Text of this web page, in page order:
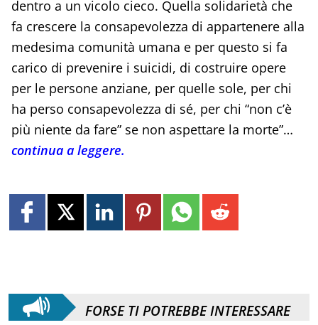
dentro a un vicolo cieco. Quella solidarietà che
fa crescere la consapevolezza di appartenere alla
medesima comunità umana e per questo si fa
carico di prevenire i suicidi, di costruire opere
per le persone anziane, per quelle sole, per chi
ha perso consapevolezza di sé, per chi “non c’è
più niente da fare” se non aspettare la morte”…
continua a leggere.
FORSE TI POTREBBE INTERESSARE